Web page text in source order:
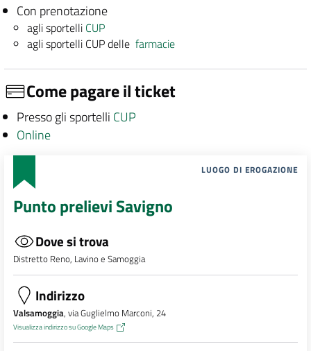
Con prenotazione
agli sportelli CUP
agli sportelli CUP dellefarmacie
Come pagare il ticket
Presso gli sportelli CUP
Online
LUOGO DI EROGAZIONE
Punto prelievi Savigno
Dove si trova
Distretto Reno, Lavino e Samoggia
Indirizzo
Valsamoggia, via Guglielmo Marconi, 24
Visualizza indirizzo su Google Maps